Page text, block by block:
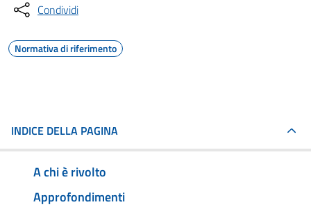
Condividi
Normativa di riferimento
INDICE DELLA PAGINA
A chi è rivolto
Approfondimenti